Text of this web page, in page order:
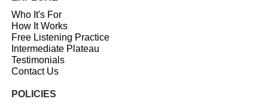
Who It's For
How It Works
Free Listening Practice
Intermediate Plateau
Testimonials
Contact Us
POLICIES